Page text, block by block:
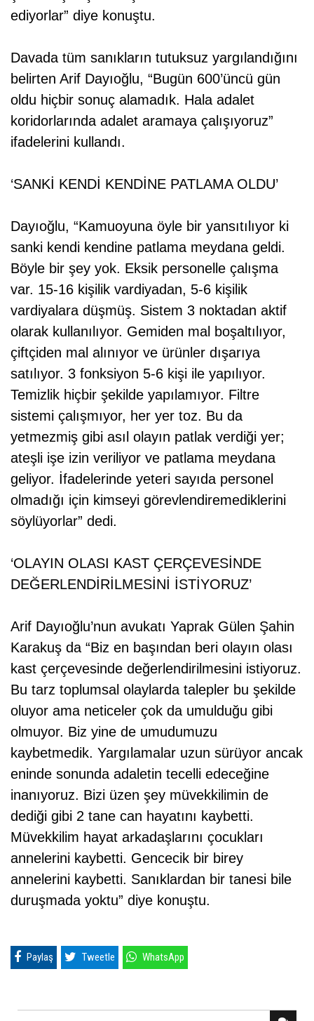
ediyorlar” diye konuştu.
Davada tüm sanıkların tutuksuz yargılandığını
belirten Arif Dayıoğlu, “Bugün 600’üncü gün
oldu hiçbir sonuç alamadık. Hala adalet
koridorlarında adalet aramaya çalışıyoruz”
ifadelerini kullandı.
‘SANKİ KENDİ KENDİNE PATLAMA OLDU’
Dayıoğlu, “Kamuoyuna öyle bir yansıtılıyor ki
sanki kendi kendine patlama meydana geldi.
Böyle bir şey yok. Eksik personelle çalışma
var. 15-16 kişilik vardiyadan, 5-6 kişilik
vardiyalara düşmüş. Sistem 3 noktadan aktif
olarak kullanılıyor. Gemiden mal boşaltılıyor,
çiftçiden mal alınıyor ve ürünler dışarıya
satılıyor. 3 fonksiyon 5-6 kişi ile yapılıyor.
Temizlik hiçbir şekilde yapılamıyor. Filtre
sistemi çalışmıyor, her yer toz. Bu da
yetmezmiş gibi asıl olayın patlak verdiği yer;
ateşli işe izin veriliyor ve patlama meydana
geliyor. İfadelerinde yeteri sayıda personel
olmadığı için kimseyi görevlendiremediklerini
söylüyorlar” dedi.
‘OLAYIN OLASI KAST ÇERÇEVESİNDE
DEĞERLENDİRİLMESİNİ İSTİYORUZ’
Arif Dayıoğlu’nun avukatı Yaprak Gülen Şahin
Karakuş da “Biz en başından beri olayın olası
kast çerçevesinde değerlendirilmesini istiyoruz.
Bu tarz toplumsal olaylarda talepler bu şekilde
oluyor ama neticeler çok da umulduğu gibi
olmuyor. Biz yine de umudumuzu
kaybetmedik. Yargılamalar uzun sürüyor ancak
eninde sonunda adaletin tecelli edeceğine
inanıyoruz. Bizi üzen şey müvekkilimin de
dediği gibi 2 tane can hayatını kaybetti.
Müvekkilim hayat arkadaşlarını çocukları
annelerini kaybetti. Gencecik bir birey
annelerini kaybetti. Sanıklardan bir tanesi bile
duruşmada yoktu” diye konuştu.
Paylaş Tweetle WhatsApp